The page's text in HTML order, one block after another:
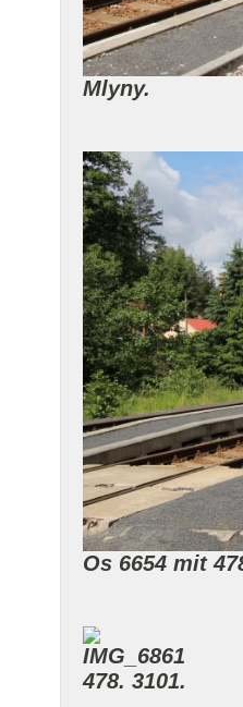
Mlyny.
Os 6654 mit
478. 3101.